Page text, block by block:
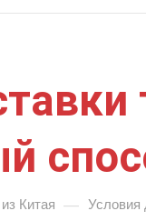
Китая — Условия